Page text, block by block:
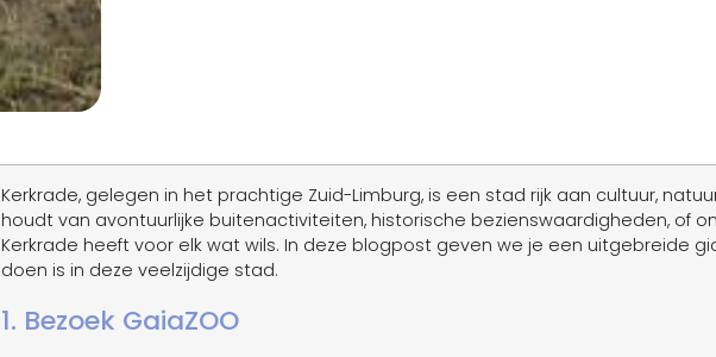
Kerkrade, gelegen in het prachtige Zuid-Limburg, is een stad rijk aan cultuur,
houdt van avontuurlijke buitenactiviteiten, historische bezienswaardigheden, of
Kerkrade heeft voor elk wat wils. In deze blogpost geven we je een uitgebreide
doen is in deze veelzijdige stad.
1. Bezoek GaiaZOO